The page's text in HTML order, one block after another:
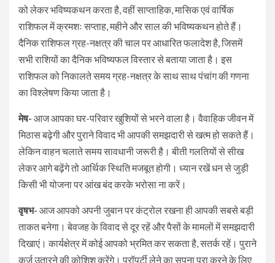
को लेकर भविष्यकथन करता है, वहीं साप्ताहिक, मासिक एवं वार्षिक
राशिफल में क्रमशः सप्ताह, महीने और साल की भविष्यकथन होते हैं।
दैनिक राशिफल ग्रह-नक्षत्र की चाल पर आधारित फलादेश है, जिसमें
सभी राशियों का दैनिक भविष्यफल विस्तार से बताया जाता है। इस
राशिफल को निकालते समय ग्रह-नक्षत्र के साथ साथ पंचांग की गणना
का विश्लेषण किया जाता है।
मेष- आज आपका घर-परिवार खुशियों से भरने वाला है। वैवाहिक जीवन में
मिठास बढ़ेगी और पुराने विवाद भी आपकी समझदारी से खत्म हो सकते हैं।
लेकिन वाहन चलाते समय सावधानी जरूरी है। बीती गलतियों से सीख
लेकर आगे बढ़ेंगे तो आर्थिक स्थिति मजबूत होगी। ध्यान रखें धन से जुड़ी
किसी भी योजना पर आंख बंद करके भरोसा ना करें।
वृषभ- आज आपको अपनी जुबान पर कंट्रोल रखना ही आपकी सबसे बड़ी
ताकत बनेगा। बेवजह के विवाद से दूर रहें और पैसों के मामलों में समझदारी
दिखाएं। कार्यक्षेत्र में कोई आपको भ्रमित कर सकता है, सतर्क रहें। पुराने
कर्ज उतारने की कोशिश करेंगे। प्रॉपर्टी लेने का सपना पूरा करने के लिए